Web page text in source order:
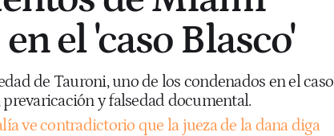
el 'caso Blasco'
de Tauroni, uno de los condenados en el caso
y falsedad documental.
ve contradictorio que la jueza de la dana diga